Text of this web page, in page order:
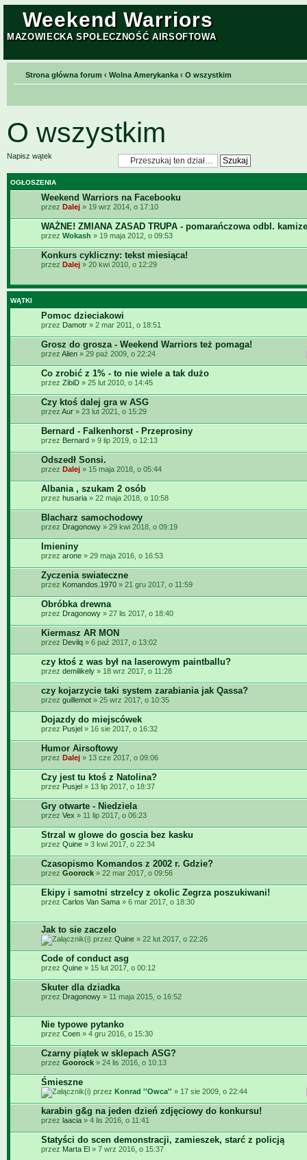
Weekend Warriors
MAZOWIECKA SPOŁECZNOŚĆ AIRSOFTOWA
Strona główna forum ‹ Wolna Amerykanka ‹ O wszystkim
O wszystkim
Napisz wątek
OGŁOSZENIA
Weekend Warriors na Facebooku
przez Dalej » 19 wrz 2014, o 17:10
WAŻNE! ZMIANA ZASAD TRUPA - pomarańczowa odbl.
przez Wokash » 19 maja 2012, o 09:53
Konkurs cykliczny: tekst miesiąca!
przez Dalej » 20 kwi 2010, o 12:29
WĄTKI
Pomoc dzieciakowi
przez Damotr » 2 mar 2011, o 18:51
Grosz do grosza - Weekend Warriors też pomaga!
przez Alien » 29 paź 2009, o 22:24
Co zrobić z 1% - to nie wiele a tak dużo
przez ZibiD » 25 lut 2010, o 14:45
Czy ktoś dalej gra w ASG
przez Aur » 23 lut 2021, o 15:29
Bernard - Falkenhorst - Przeprosiny
przez Bernard » 9 lip 2019, o 12:13
Odszedł Sonsi.
przez Dalej » 15 maja 2018, o 05:44
Albania , szukam 2 osób
przez husaria » 22 maja 2018, o 10:58
Blacharz samochodowy
przez Dragonowy » 29 kwi 2018, o 09:19
Imieniny
przez arone » 29 maja 2016, o 16:53
Zyczenia swiateczne
przez Komandos.1970 » 21 gru 2017, o 11:59
Obróbka drewna
przez Dragonowy » 27 lis 2017, o 18:40
Kiermasz AR MON
przez Devilq » 6 paź 2017, o 13:02
czy ktoś z was był na laserowym paintballu?
przez demilikely » 18 wrz 2017, o 11:28
czy kojarzycie taki system zarabiania jak Qassa?
przez guillemot » 25 wrz 2017, o 10:35
Dojazdy do miejscówek
przez Pusjel » 16 sie 2017, o 16:32
Humor Airsoftowy
przez Dalej » 13 cze 2017, o 09:06
Czy jest tu ktoś z Natolina?
przez Pusjel » 13 lip 2017, o 18:37
Gry otwarte - Niedziela
przez Vex » 11 lip 2017, o 06:23
Strzal w glowe do goscia bez kasku
przez Quine » 3 kwi 2017, o 22:34
Czasopismo Komandos z 2002 r. Gdzie?
przez Goorock » 22 mar 2017, o 09:56
Ekipy i samotni strzelcy z okolic Zegrza poszukiwani!
przez Carlos Van Sama » 6 mar 2017, o 18:30
Jak to sie zaczelo
przez Quine » 22 lut 2017, o 22:26
Code of conduct asg
przez Quine » 15 lut 2017, o 00:12
Skuter dla dziadka
przez Dragonowy » 11 maja 2015, o 16:52
Nie typowe pytanko
przez Coen » 4 gru 2016, o 15:30
Czarny piątek w sklepach ASG?
przez Goorock » 24 lis 2016, o 10:13
Śmieszne
przez Konrad ''Owca'' » 17 sie 2009, o 22:44
karabin g&g na jeden dzień zdjęciowy do konkursu!
przez laacia » 4 lis 2016, o 11:41
Statyści do scen demonstracji, zamieszek, starć z policją
przez Marta El » 7 wrz 2016, o 15:37